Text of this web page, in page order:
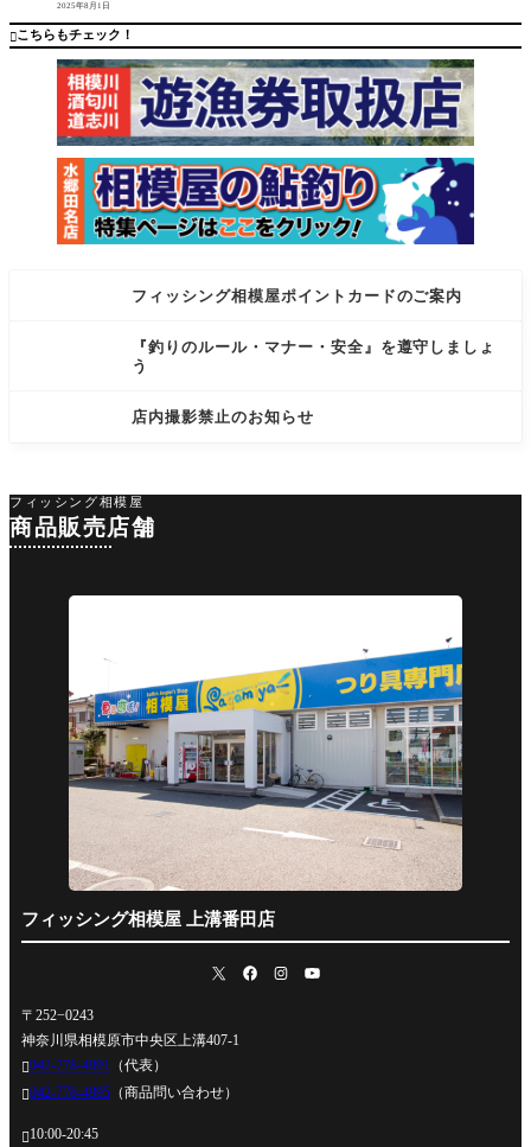
2025年8月1日
こちらもチェック！
フィッシング相模屋ポイントカードのご案内
『釣りのルール・マナー・安全』を遵守しましょ
う
店内撮影禁止のお知らせ
果】・ト
ラフグ…1
匹 コメン
ンダル コ
メント
フィッシング相模屋
商品販売店舗
フィッシング相模屋 上溝番田店
〒252−0243
神奈川県相模原市中央区上溝407-1
042-778-4991
（代表）
042-778-4995 （商品問い合わせ）
10:00-20:45